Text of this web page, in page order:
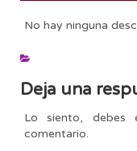
No hay ninguna
Deja una
Lo siento, debes
comentario.